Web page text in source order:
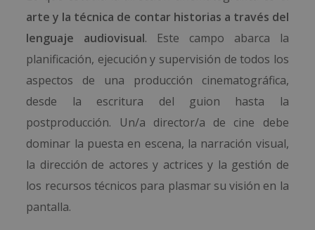
arte y la técnica de contar historias a través del
lenguaje audiovisual. Este campo abarca la
planificación, ejecución y supervisión de todos los
aspectos de una producción cinematográfica,
desde la escritura del guion hasta la
postproducción. Un/a director/a de cine debe
dominar la puesta en escena, la narración visual,
la dirección de actores y actrices y la gestión de
los recursos técnicos para plasmar su visión en la
pantalla.